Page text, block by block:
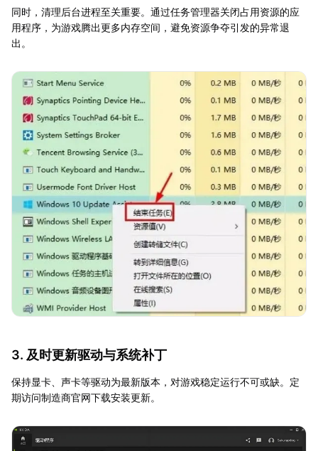
同时，清理后台进程至关重要。通过任务管理器关闭占用资源的应
用程序，为游戏腾出更多内存空间，避免资源争夺引发的异常退
出。
3. 及时更新驱动与系统补丁
保持显卡、声卡等驱动为最新版本，对游戏稳定运行不可或缺。定
期访问制造商官网下载安装更新。